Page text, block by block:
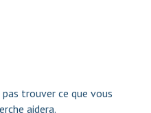
trouver ce que vous
aidera.